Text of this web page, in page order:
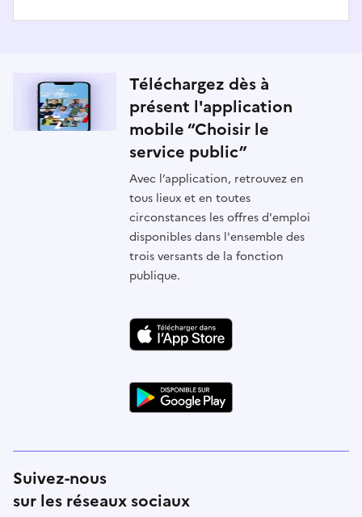
Téléchargez dès à
présent l'application
mobile “Choisir le
service public”
Avec l’application, retrouvez en
tous lieux et en toutes
circonstances les offres d'emploi
disponibles dans l'ensemble des
trois versants de la fonction
publique.
Suivez-nous
sur les réseaux sociaux